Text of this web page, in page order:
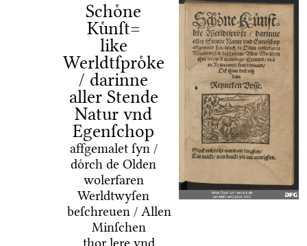
Schoͤne
Kuͤnſt=
like
Werldtſproͤke
/ darinne
aller Stende
Natur vnd
Egenſchop
affgemalet ſyn /
doͤrch de Olden
wolerfaren
Werldtwyſen
beſchreuen / Allen
Minſchen